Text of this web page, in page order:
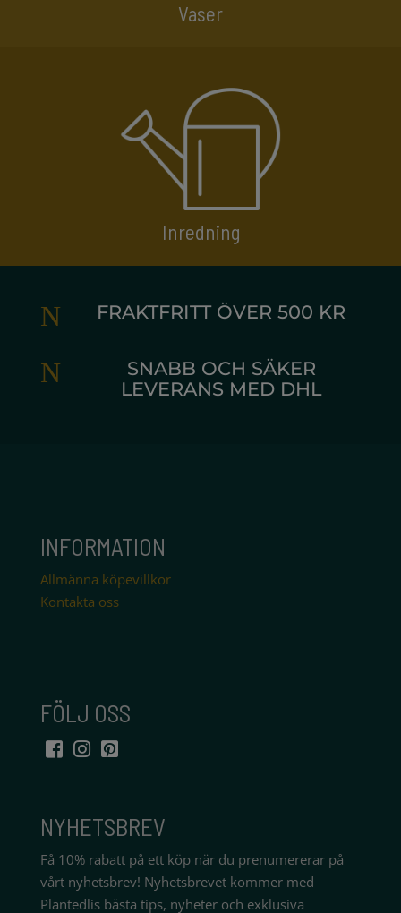
Vaser
Inredning
N FRAKTFRITT ÖVER 500 KR
N
SNABB OCH SÄKER
LEVERANS MED DHL
INFORMATION
Allmänna köpevillkor
Kontakta oss
FÖLJ OSS
NYHETSBREV
Få 10% rabatt på ett köp när du prenumererar på
vårt nyhetsbrev! Nyhetsbrevet kommer med
Plantedlis bästa tips, nyheter och exklusiva